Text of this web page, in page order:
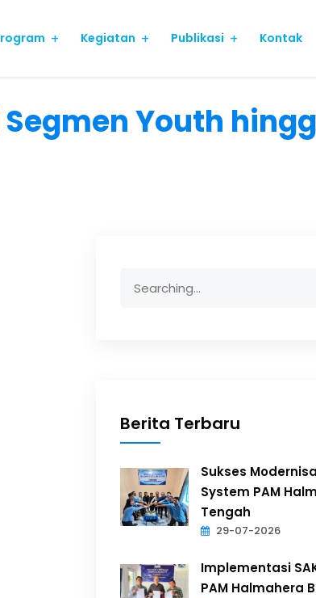
Kegiatan Publikasi Kontak
Segmen Youth
Berita Terbaru
Sukses
System PAM
Tengah
29-07-2026
Implementasi
PAM Halmahera